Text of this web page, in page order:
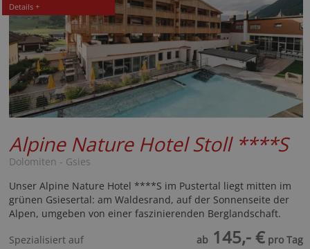
Details +
Alpine Nature Hotel Stoll ****S
Dolomiten - Gsies
Unser Alpine Nature Hotel ****S im Pustertal liegt mitten im
grünen Gsiesertal: am Waldesrand, auf der Sonnenseite der
Alpen, umgeben von einer faszinierenden Berglandschaft.
Spezialisiert auf
ab 145,- € pro Tag